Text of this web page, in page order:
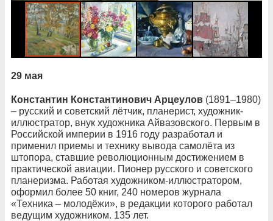
29 мая
Константин Константинович Арцеулов (1891–1980)
– русский и советский лётчик, планерист, художник-
иллюстратор, внук художника Айвазовского. Первым в
Российской империи в 1916 году разработал и
применил приемы и технику вывода самолёта из
штопора, ставшие революционным достижением в
практической авиации. Пионер русского и советского
планеризма. Работая художником-иллюстратором,
оформил более 50 книг, 240 номеров журнала
«Техника – молодёжи», в редакции которого работал
ведущим художником. 135 лет.